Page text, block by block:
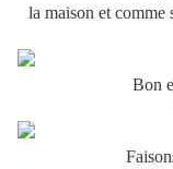
la maison et comme
Bon